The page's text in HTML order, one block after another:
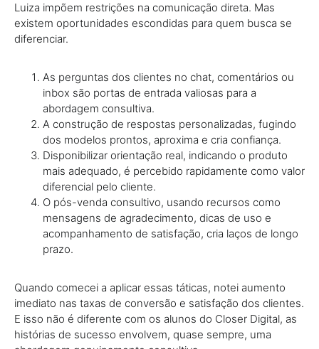
Luiza impõem restrições na comunicação direta. Mas
existem oportunidades escondidas para quem busca se
diferenciar.
As perguntas dos clientes no chat, comentários ou
inbox são portas de entrada valiosas para a
abordagem consultiva.
A construção de respostas personalizadas, fugindo
dos modelos prontos, aproxima e cria confiança.
Disponibilizar orientação real, indicando o produto
mais adequado, é percebido rapidamente como valor
diferencial pelo cliente.
O pós-venda consultivo, usando recursos como
mensagens de agradecimento, dicas de uso e
acompanhamento de satisfação, cria laços de longo
prazo.
Quando comecei a aplicar essas táticas, notei aumento
imediato nas taxas de conversão e satisfação dos clientes.
E isso não é diferente com os alunos do Closer Digital, as
histórias de sucesso envolvem, quase sempre, uma